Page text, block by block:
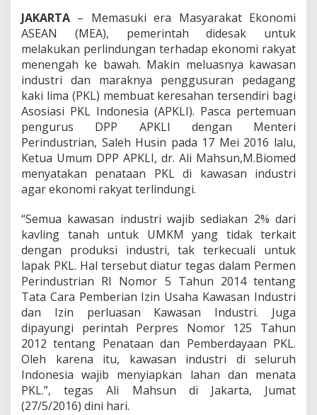
a
t
,
A
P
K
L
I
e
s
a
k
P
L
K
a
w
a
s
a
n
I
d
u
t
i
JAKARTA – Memasuki era Masyarakat Ekonomi
ASEAN (MEA), pemerintah didesak untuk
melakukan perlindungan terhadap ekonomi rakyat
menengah ke bawah. Makin meluasnya kawasan
industri dan maraknya penggusuran pedagang
kaki lima (PKL) membuat keresahan tersendiri bagi
Asosiasi PKL Indonesia (APKLI). Pasca pertemuan
pengurus DPP APKLI dengan Menteri
Perindustrian, Saleh Husin pada 17 Mei 2016 lalu,
Ketua Umum DPP APKLI, dr. Ali Mahsun,M.Biomed
menyatakan penataan PKL di kawasan industri
agar ekonomi rakyat terlindungi.
“Semua kawasan industri wajib sediakan 2% dari
kavling tanah untuk UMKM yang tidak terkait
dengan produksi industri, tak terkecuali untuk
lapak PKL. Hal tersebut diatur tegas dalam Permen
Perindustrian RI Nomor 5 Tahun 2014 tentang
Tata Cara Pemberian Izin Usaha Kawasan Industri
dan Izin perluasan Kawasan Industri. Juga
dipayungi perintah Perpres Nomor 125 Tahun
2012 tentang Penataan dan Pemberdayaan PKL.
Oleh karena itu, kawasan industri di seluruh
Indonesia wajib menyiapkan lahan dan menata
PKL.”, tegas Ali Mahsun di Jakarta, Jumat
(27/5/2016) dini hari.